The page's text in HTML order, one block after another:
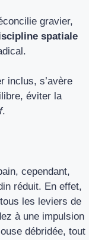
gravier,
spatiale
inclus, s’avère
éviter la
.
cependant,
réduit. En effet,
les leviers de
à une impulsion
débridée, tout